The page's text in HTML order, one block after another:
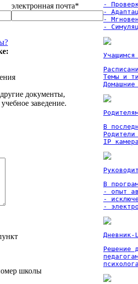
электронная почта*
документы,
заведение.
школы
-
-
-
-
Темы и
Домашние
В
IP
В
- опыт
-
-
Дневник-
Решение